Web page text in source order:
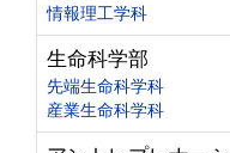
情報理工学科
生命科学部
先端生命科学科
産業生命科学科